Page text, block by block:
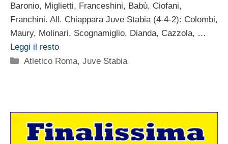
Baronio, Miglietti, Franceshini, Babù, Ciofani,
Franchini. All. Chiappara Juve Stabia (4-4-2): Colombi,
Maury, Molinari, Scognamiglio, Dianda, Cazzola, …
Leggi il resto
Categorie
Atletico Roma,Juve Stabia